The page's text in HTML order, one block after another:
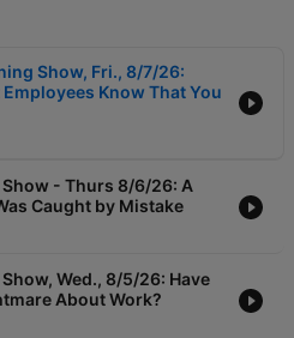
Show, Fri., 8/7/26:
Know That You
- Thurs 8/6/26: A
Caught by Mistake
Wed., 8/5/26: Have
About Work?